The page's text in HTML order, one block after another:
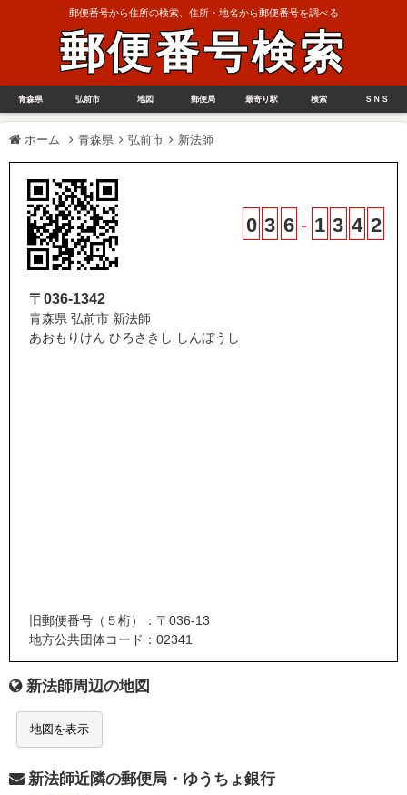
郵便番号から住所の検索、住所・地名から郵便番号を調べる
郵便番号検索
青森県 弘前市 地図 郵便局 最寄り駅 検索 ＳＮＳ
ホーム 青森県 弘前市 新法師
0 3 6 - 1 3 4 2
〒036-1342
青森県 弘前市 新法師
あおもりけん ひろさきし しんぼうし
旧郵便番号（５桁）：〒036-13
地方公共団体コード：02341
新法師周辺の地図
地図を表示
新法師近隣の郵便局・ゆうちょ銀行